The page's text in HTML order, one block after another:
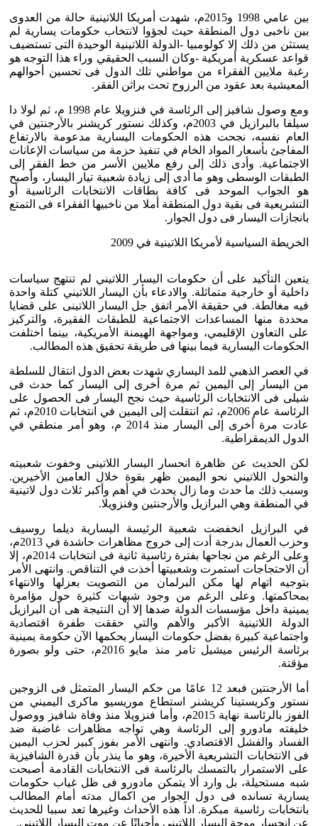
بين عامي 1998 و2015م، شهدت أمريكا اللاتينية حالة من العدوى
بين ناخبى دول المنطقة حيث لجؤوا لانتخاب حكومات يسارية لم
يستثن من ذلك إلا كولومبيا -الدولة اللاتينية الوحيدة التى تستضيف
قواعد عسكرية أمريكية -وكان السبب الحقيقي وراء هذا التوجه هو
رغبة ملايين الفقراء من مواطني تلك الدول فى تحسين أحوالهم
المعيشية بعد عقود من الرزوح تحت براثن الفقر.
ومع وصول شافيز إلى الرئاسة في فنزويلا عام 1998 م، ثم لولا دا
سيلفا بالبرازيل في 2003م، وكذلك نستور كريشنر بالأرجنتين في
العام نفسه، نجحت هذه الحكومات اليسارية مدعومة بالارتفاع
المفاجئ بأسعار المواد الخام في تنفيذ حزمة من سياسات الإعانات
الاجتماعية. وأدى ذلك إلى رفع ملايين الأسر من خط الفقر إلى
الطبقات الوسطى وهو ما أدى إلى زيادة شعبية تيار اليسار، وأصبح
هو الجواب الموحد فى كافة بطاقات الانتخابات الرئاسية أو
التشريعية فى بقية دول المنطقة أملا من ناخبيها الفقراء فى التمتع
بانجازات اليسار فى دول الجوار.
الخريطة السياسية لأمريكا اللاتينية في 2009
يتعين التأكيد على أن حكومات اليسار اللاتيني لم تنتهج سياسات
داخلية أو خارجية متماثلة. والادعاء بأن اليسار اللاتيني كتلة واحدة
فيه مغالطة. في حقيقة الأمر اتفق جل اليسار اللاتينى على قضايا
محددة منها المساعدات الاجتماعية للطبقات الفقيرة، والتركيز
على التعاون الإقليمي، ومواجهة الهيمنة الأمريكية، بينما اختلفت
الحكومات اليسارية فيما بينها فى طريقة تحقيق هذه المطالب.
في العصر الذهبي للمد اليساري شهدت بعض الدول انتقال للسلطة
من اليسار إلى اليمين ثم مرة أخرى إلى اليسار كما حدث فى
شيلى فى الانتخابات الرئاسية حيث نجح اليسار فى الحصول على
الرئاسة عام 2006م، ثم انتقلت إلى اليمين في انتخابات 2010م، ثم
عادت مرة أخرى إلى اليسار منذ 2014 م، وهو أمر منطقي في
الدول الديمقراطية.
لكن الحديث عن ظاهرة انحسار اليسار اللاتينى وخفوت شعبيته
والتحول اللاتيني نحو اليمين ظهر بقوة خلال العامين الأخيرين.
وسبب ذلك ما حدث وما زال يحدث في أهم وأكبر ثلاث دول لاتينية
في المنطقة وهي البرازيل والأرجنتين وفنزويلا.
في البرازيل انخفضت شعبية الرئيسة اليسارية ديلما روسيف
وحزب العمال بدرجة أدت إلى خروج مظاهرات حاشدة في 2013م،
وعلى الرغم من نجاحها بفترة رئاسية ثانية فى انتخابات 2014م، إلا
أن الاحتجاجات استمرت وشعبيتها أخذت في التناقص. وانتهى الأمر
بتوجيه اتهام لها مكن البرلمان من التصويت بعزلها والانتهاء
بمحاكمتها. وعلى الرغم من وجود شبهات كثيرة حول مؤامرة
يمينية داخل مؤسسات الدولة ضدها إلا أن النتيجة هى أن البرازيل
الدولة اللاتينية الأكبر والأهم والتي حققت طفرة اقتصادية
واجتماعية كبيرة بفضل حكومات اليسار يحكمها الآن حكومة يمينية
برئاسة الرئيس ميشيل تامر منذ مايو 2016م، حتى ولو بصورة
مؤقتة.
أما الأرجنتين فبعد 12 عامًا من حكم اليسار المتمثل فى الزوجين
نستور وكريستينا كريشنر استطاع موريسيو ماكرى اليميني من
الفوز بالرئاسة نهاية 2015م، وأما فنزويلا منذ وفاة شافيز ووصول
خليفته مادورو إلى الرئاسة وهي تواجه مظاهرات غاضبة ضد
الفساد والفشل الاقتصادي. وانتهى الأمر بفوز كبير لحزب اليمين
فى الانتخابات التشريعية الأخيرة، وهو ما ينذر بأن قدرة الشافيزية
على الاستمرار بالتمسك بالرئاسة فى الانتخابات القادمة أصبحت
شبه مستحيلة، بل وارد ألا يتمكن مادورو فى ظل غياب حكومات
يسارية تسانده فى دول الجوار من اكمال مدته أمام المطالب
بانتخابات رئاسية مبكرة. اذاً هذه الأحداث وغيرها تعد سببا للحديث
عن انحسار موجة اليسار اللاتيني وأحيانًا عن موت اليسار اللاتيني.